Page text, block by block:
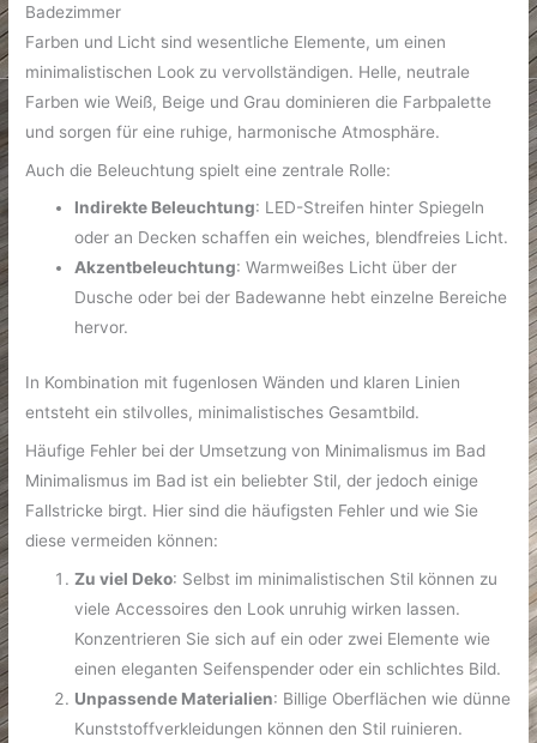
Badezimmer
Farben und Licht sind wesentliche Elemente, um einen
minimalistischen Look zu vervollständigen. Helle, neutrale
Farben wie Weiß, Beige und Grau dominieren die Farbpalette
und sorgen für eine ruhige, harmonische Atmosphäre.
Auch die Beleuchtung spielt eine zentrale Rolle:
Indirekte Beleuchtung: LED-Streifen hinter Spiegeln
oder an Decken schaffen ein weiches, blendfreies Licht.
Akzentbeleuchtung: Warmweißes Licht über der
Dusche oder bei der Badewanne hebt einzelne Bereiche
hervor.
In Kombination mit fugenlosen Wänden und klaren Linien
entsteht ein stilvolles, minimalistisches Gesamtbild.
Häufige Fehler bei der Umsetzung von Minimalismus im Bad
Minimalismus im Bad ist ein beliebter Stil, der jedoch einige
Fallstricke birgt. Hier sind die häufigsten Fehler und wie Sie
diese vermeiden können:
Zu viel Deko: Selbst im minimalistischen Stil können zu
viele Accessoires den Look unruhig wirken lassen.
Konzentrieren Sie sich auf ein oder zwei Elemente wie
einen eleganten Seifenspender oder ein schlichtes Bild.
Unpassende Materialien: Billige Oberflächen wie dünne
Kunststoffverkleidungen können den Stil ruinieren.